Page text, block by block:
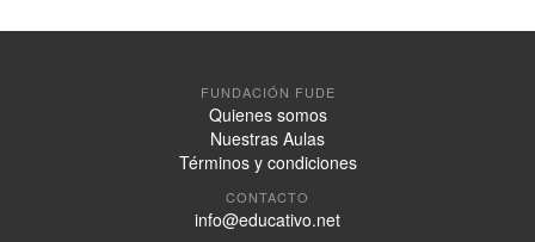
FUNDACIÓN FUDE
Quienes somos
Nuestras Aulas
Términos y condiciones
CONTACTO
info@educativo.net